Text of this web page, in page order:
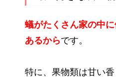
蟻がたくさん家の中に
あるからです。
特に、果物類は甘い